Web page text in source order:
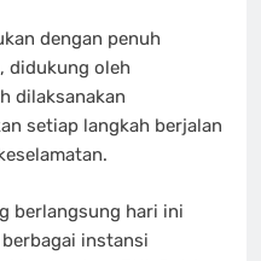
dengan penuh
didukung oleh
dilaksanakan
setiap langkah berjalan
berlangsung hari ini
instansi